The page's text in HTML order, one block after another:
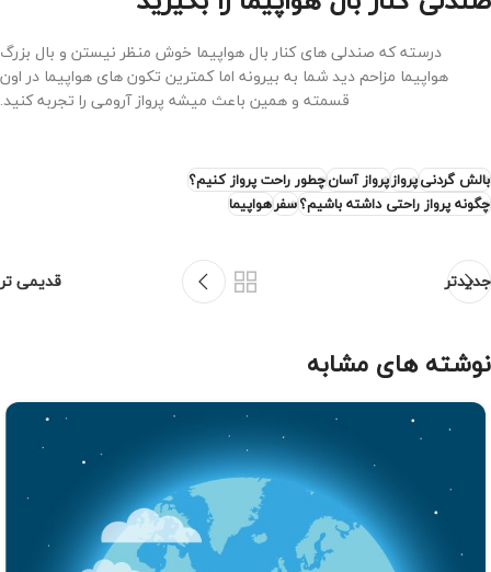
درسته که صندلی های کنار بال هواپیما خوش منظر نیستن و بال بزرگ
هواپیما مزاحم دید شما به بیرونه اما کمترین تکون های هواپیما در اون
قسمته و همین باعث میشه پرواز آرومی را تجربه کنید.
بالش گردنیپروازپرواز آسانچطور راحت پرواز کنیم؟
چگونه پرواز راحتی داشته باشیم؟سفرهواپیما
جدیدتر قدیمی تر
نوشته های مشابه